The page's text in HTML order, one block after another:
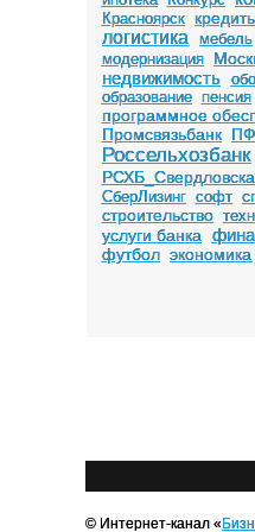
Красноярск
логистика
мебель
модернизация
недвижимость
образование пенсия
программное
Промсвязьбанк
Россельхозбанк
СберЛизинг софт
строительство
услуги банка
футбол экономика
© Интернет-канал «